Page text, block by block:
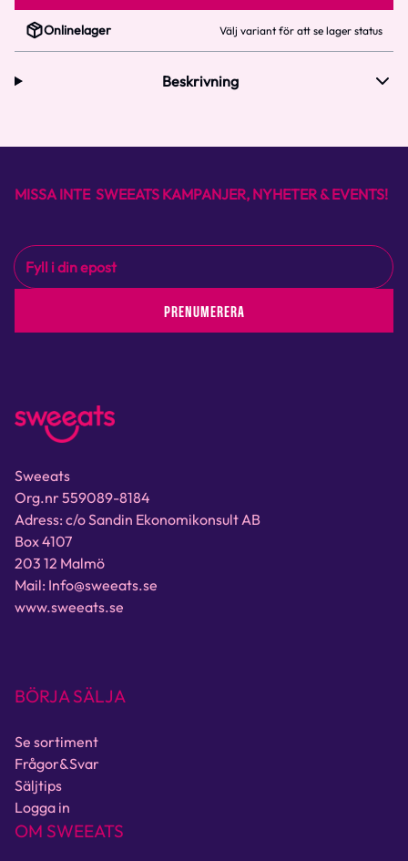
Onlinelager Välj variant för att se lager status
Beskrivning
MISSA INTE SWEEATS KAMPANJER, NYHETER & EVENTS!
PRENUMERERA
Sweeats
Org.nr 559089-8184
Adress: c/o Sandin Ekonomikonsult AB
Box 4107
203 12 Malmö
Mail: Info@sweeats.se
www.sweeats.se
BÖRJA SÄLJA
Se sortiment
Frågor&Svar
Säljtips
Logga in
OM SWEEATS